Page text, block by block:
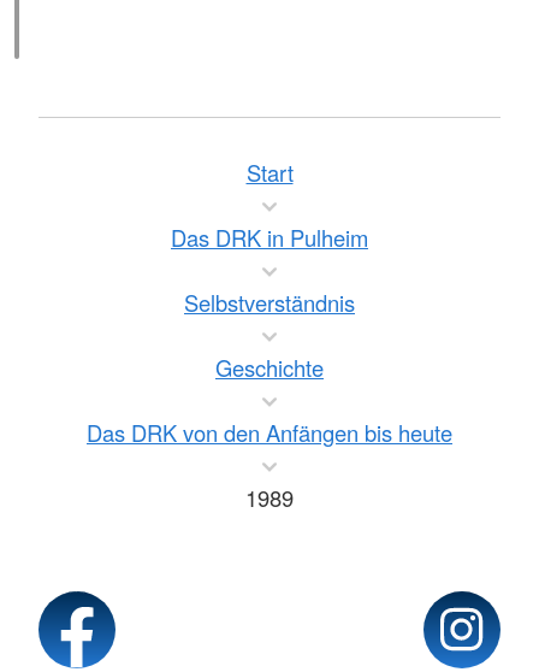
Start
Das DRK in Pulheim
Selbstverständnis
Geschichte
Das DRK von den Anfängen bis heute
1989